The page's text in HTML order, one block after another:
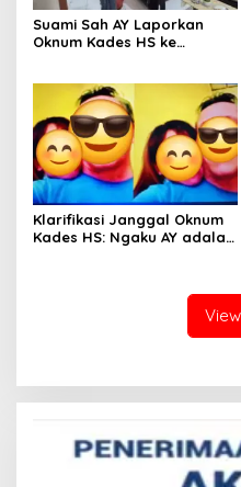
Suami Sah AY Laporkan
Oknum Kades HS ke
Klarifikasi Janggal Oknum
Kades HS: Ngaku AY adalah